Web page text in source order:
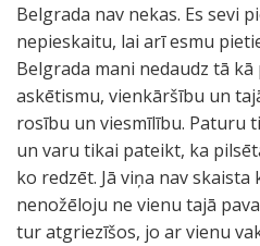
Belgrada nav nekas. Es sevi
nepieskaitu, lai arī esmu
Belgrada mani nedaudz tā
askētismu, vienkāršību un
rosību un viesmīlību. Paturu
un varu tikai pateikt, ka
ko redzēt. Jā viņa nav
nenožēloju ne vienu tajā
tur atgriezīšos, jo ar vienu